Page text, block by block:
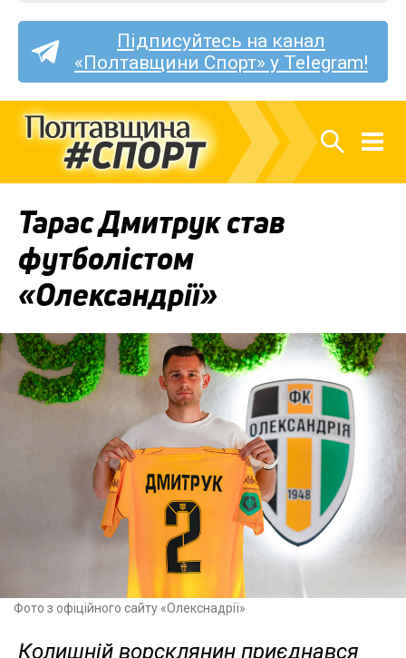
Підписуйтесь на канал
«Полтавщини Спорт» у Telegram!
Тарас Дмитрук став
футболістом
«Олександрії»
Фото з офіційного сайту «Олекснадрії»
Колишній ворсклянин приєднався